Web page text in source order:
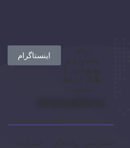
اینستاگرام